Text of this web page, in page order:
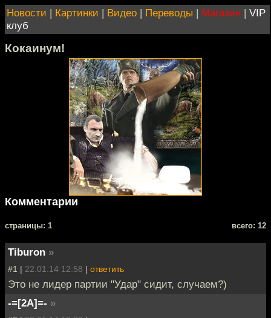
Новости | Картинки | Видео | Переводы | Магазин | VIP
клуб
Кокаинум!
Комментарии
cтраницы: 1 всего: 12
Tiburon »
#1 | 22.01.14 12:58 | ответить
Это не лидер партии "Удар" сидит, случаем?)
-=[2A]=- »